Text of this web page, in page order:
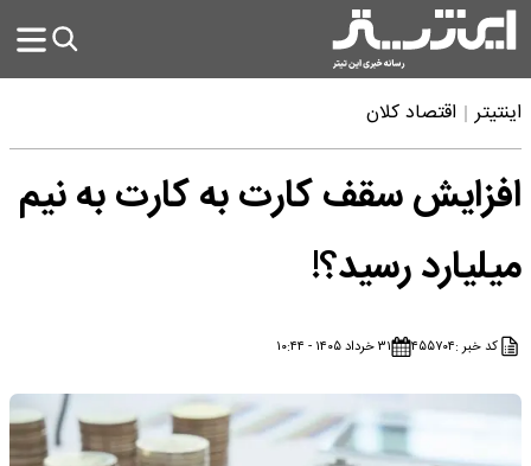
اینتیتر اقتصاد کلان
افزایش سقف کارت به کارت به نیم
میلیارد رسید؟!
کد خبر :۴۵۵۷۰۴ ۳۱ خرداد ۱۴۰۵ - ۱۰:۴۴